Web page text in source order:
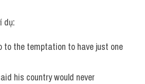
dụ:
to the temptation to have just one
his country would never